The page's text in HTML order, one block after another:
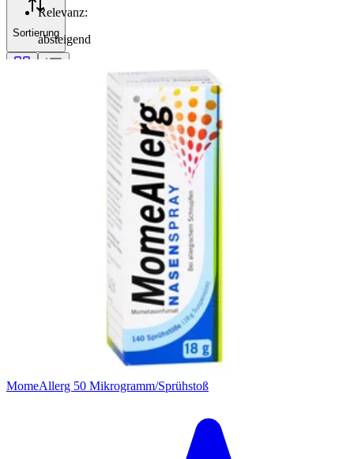
Sortierung
Relevanz:
absteigend
MomeAllerg 50 Mikrogramm/Sprühstoß